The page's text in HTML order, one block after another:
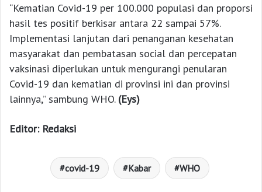
“Kematian Covid-19 per 100.000 populasi dan proporsi
hasil tes positif berkisar antara 22 sampai 57%.
Implementasi lanjutan dari penanganan kesehatan
masyarakat dan pembatasan social dan percepatan
vaksinasi diperlukan untuk mengurangi penularan
Covid-19 dan kematian di provinsi ini dan provinsi
lainnya,” sambung WHO. (Eys)
Editor: Redaksi
covid-19 Kabar WHO